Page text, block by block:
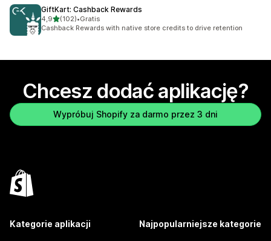
GiftKart: Cashback Rewards
4,9na 5 gwiazdek
(102)
Łączna liczba recenzji: 102
•Gratis
Cashback Rewards with native store credits to drive retention
Chcesz dodać aplikację?
Wypróbuj Shopify za darmo przez 3 dni
Kategorie aplikacji Najpopularniejsze kategorie